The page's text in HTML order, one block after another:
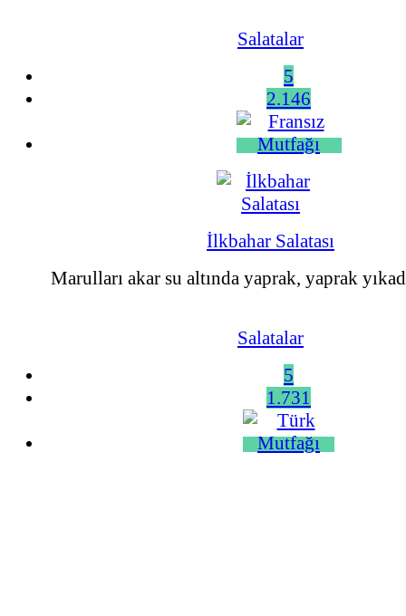
Salatalar
5
2.146
İlkbahar Salatası
Marulları akar su altında yaprak, yaprak
Salatalar
5
1.731